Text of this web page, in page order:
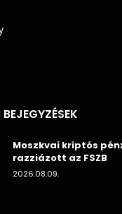
Moszkvai kriptós
razziázott az FSZB
2026.08.09.